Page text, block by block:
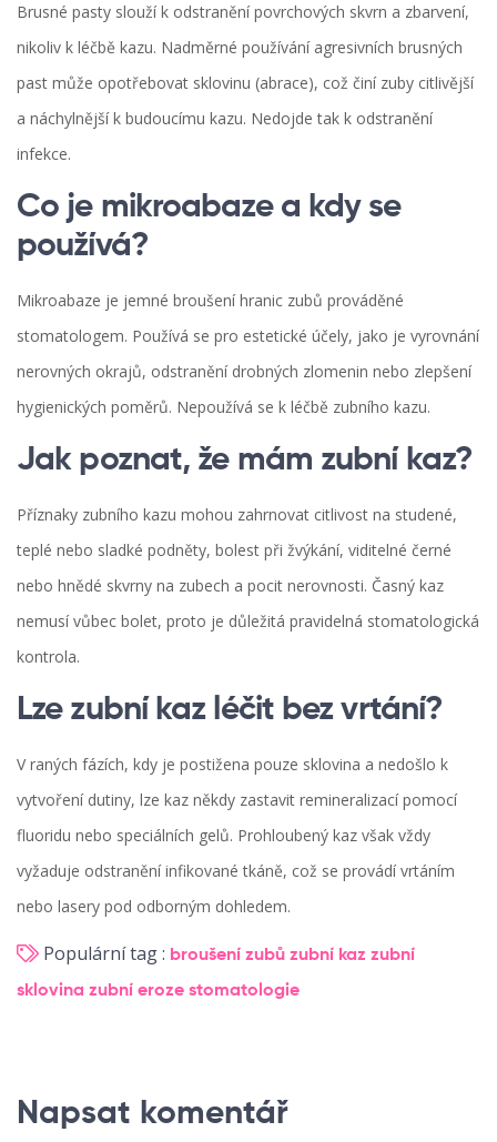
Brusné pasty slouží k odstranění povrchových skvrn a zbarvení,
nikoliv k léčbě kazu. Nadměrné používání agresivních brusných
past může opotřebovat sklovinu (abrace), což činí zuby citlivější
a náchylnější k budoucímu kazu. Nedojde tak k odstranění
infekce.
Co je mikroabaze a kdy se
používá?
Mikroabaze je jemné broušení hranic zubů prováděné
stomatologem. Používá se pro estetické účely, jako je vyrovnání
nerovných okrajů, odstranění drobných zlomenin nebo zlepšení
hygienických poměrů. Nepoužívá se k léčbě zubního kazu.
Jak poznat, že mám zubní kaz?
Příznaky zubního kazu mohou zahrnovat citlivost na studené,
teplé nebo sladké podněty, bolest při žvýkání, viditelné černé
nebo hnědé skvrny na zubech a pocit nerovnosti. Časný kaz
nemusí vůbec bolet, proto je důležitá pravidelná stomatologická
kontrola.
Lze zubní kaz léčit bez vrtání?
V raných fázích, kdy je postižena pouze sklovina a nedošlo k
vytvoření dutiny, lze kaz někdy zastavit remineralizací pomocí
fluoridu nebo speciálních gelů. Prohloubený kaz však vždy
vyžaduje odstranění infikované tkáně, což se provádí vrtáním
nebo lasery pod odborným dohledem.
Populární tag : broušení zubů zubní kaz zubní
sklovina zubní eroze stomatologie
Napsat komentář